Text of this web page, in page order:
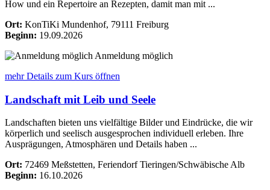
How und ein Repertoire an Rezepten, damit man mit ...
Ort: KonTiKi Mundenhof, 79111 Freiburg
Beginn: 19.09.2026
Anmeldung möglich
mehr Details zum Kurs öffnen
Landschaft mit Leib und Seele
Landschaften bieten uns vielfältige Bilder und Eindrücke, die wir
körperlich und seelisch ausgesprochen individuell erleben. Ihre
Ausprägungen, Atmosphären und Details haben ...
Ort: 72469 Meßstetten, Feriendorf Tieringen/Schwäbische Alb
Beginn: 16.10.2026